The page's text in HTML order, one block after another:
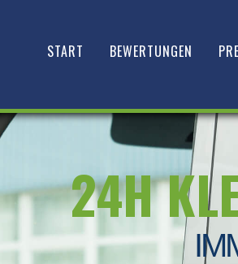
START BEWERTUNGEN
24H